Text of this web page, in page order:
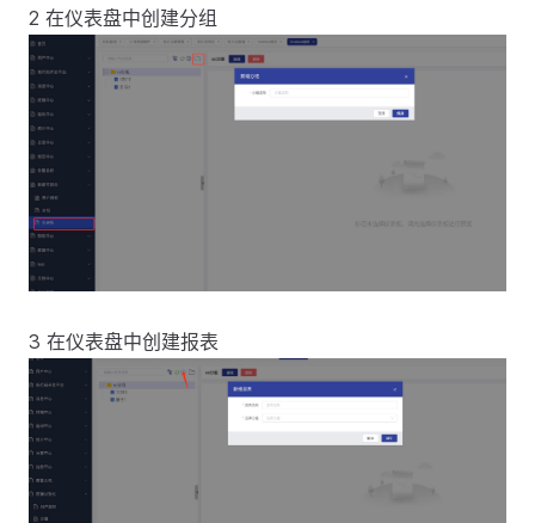
2 在仪表盘中创建分组
3 在仪表盘中创建报表